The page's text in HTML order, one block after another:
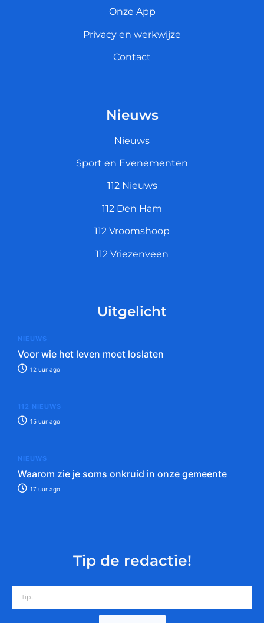
Onze App
Privacy en werkwijze
Contact
Nieuws
Nieuws
Sport en Evenementen
112 Nieuws
112 Den Ham
112 Vroomshoop
112 Vriezenveen
Uitgelicht
NIEUWS
Voor wie het leven moet loslaten
12 uur ago
112 NIEUWS
15 uur ago
NIEUWS
Waarom zie je soms onkruid in onze gemeente
17 uur ago
Tip de redactie!